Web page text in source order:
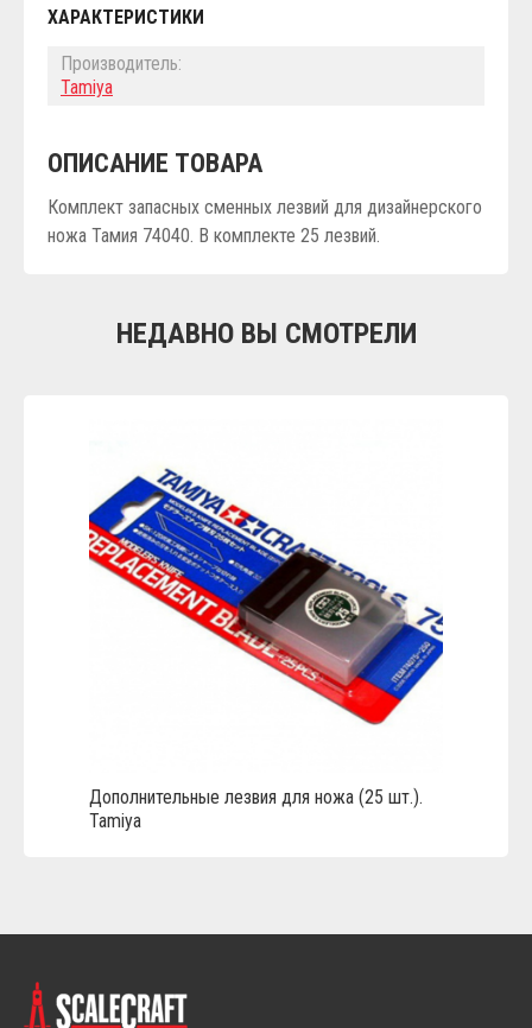
ХАРАКТЕРИСТИКИ
Производитель:
Tamiya
ОПИСАНИЕ ТОВАРА
Комплект запасных сменных лезвий для дизайнерского
ножа Тамия 74040. В комплекте 25 лезвий.
НЕДАВНО ВЫ СМОТРЕЛИ
Дополнительные лезвия для ножа (25 шт.).
Tamiya